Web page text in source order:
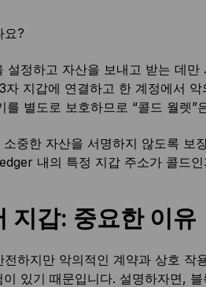
요?
정하고 자산을 보내고 받는 데
지갑에 연결하고 한 계정에서
별도로 보호하므로 “콜드 월렛”
중한 자산을 서명하지 않도록 보
내의 특정 지갑 주소가 콜드
지갑: 중요한 이유
하지만 악의적인 계약과 상호 작
있기 때문입니다. 설명하자면,